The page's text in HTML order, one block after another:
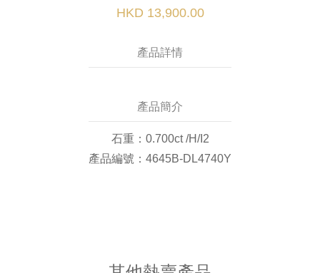
HKD 13,900.00
產品詳情
產品簡介
石重：0.700ct /H/I2
產品編號：4645B-DL4740Y